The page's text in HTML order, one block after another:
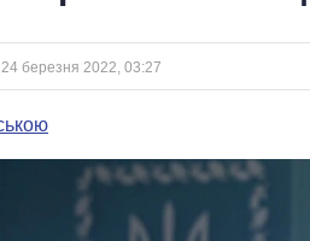
24 березня 2022, 03:27